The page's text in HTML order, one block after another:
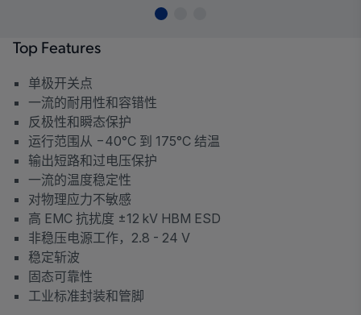
Top Features
单极开关点
一流的耐用性和容错性
反极性和瞬态保护
运行范围从 −40°C 到 175°C 结温
输出短路和过电压保护
一流的温度稳定性
对物理应力不敏感
高 EMC 抗扰度 ±12 kV HBM ESD
非稳压电源工作，2.8 - 24 V
稳定斩波
固态可靠性
工业标准封装和管脚